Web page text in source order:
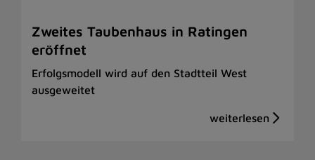
Zweites Taubenhaus in Ratingen
eröffnet
Erfolgsmodell wird auf den Stadtteil West
ausgeweitet